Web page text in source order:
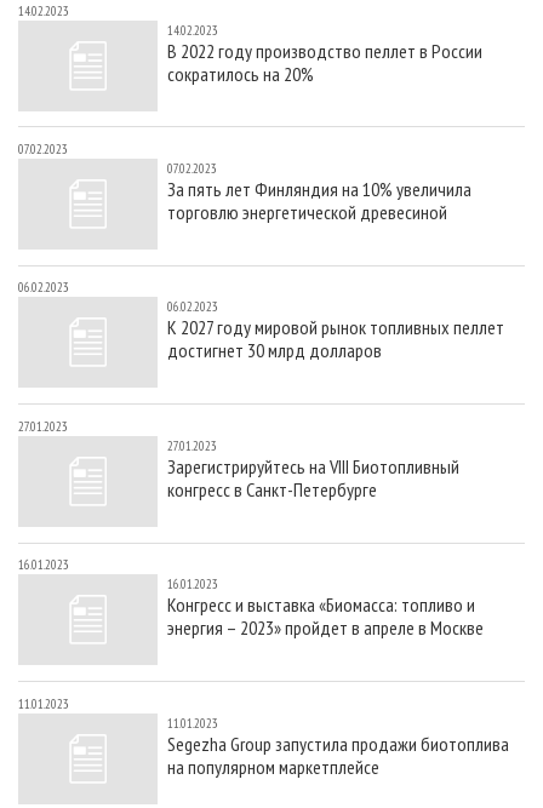
14.02.2023
14.02.2023
В 2022 году производство пеллет в России
сократилось на 20%
07.02.2023
07.02.2023
За пять лет Финляндия на 10% увеличила
торговлю энергетической древесиной
06.02.2023
06.02.2023
К 2027 году мировой рынок топливных пеллет
достигнет 30 млрд долларов
27.01.2023
27.01.2023
Зарегистрируйтесь на VIII Биотопливный
конгресс в Санкт-Петербурге
16.01.2023
16.01.2023
Конгресс и выставка «Биомасса: топливо и
энергия – 2023» пройдет в апреле в Москве
11.01.2023
11.01.2023
Segezha Group запустила продажи биотоплива
на популярном маркетплейсе